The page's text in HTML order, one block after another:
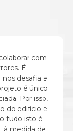
com
É
desafia e
é único
Por isso,
do edifício e
tudo isto é